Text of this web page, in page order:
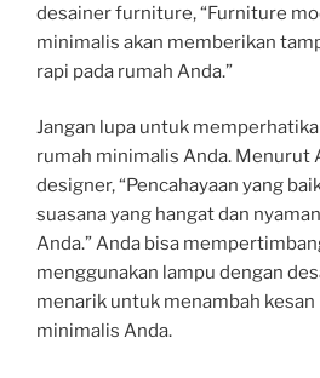
desainer furniture, “Furniture
minimalis akan memberikan
rapi pada rumah Anda.”
Jangan lupa untuk
rumah minimalis Anda. Menurut
designer, “Pencahayaan yang
suasana yang hangat dan
Anda.” Anda bisa
menggunakan lampu dengan
menarik untuk menambah kesan
minimalis Anda.